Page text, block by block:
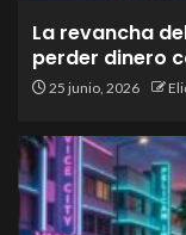
La revancha
perder dinero
25 junio, 2026